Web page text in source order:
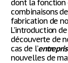
dont la fonction
combinaisons
fabrication de
L’introduction
découverte de
cas de l’
nouvelles de